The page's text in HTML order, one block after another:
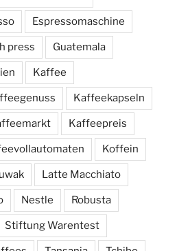
Espressomaschine
press Guatemala
Kaffee
Kaffeekapseln
Kaffeepreis
Koffein
Latte Macchiato
Nestle Robusta
Stiftung Warentest